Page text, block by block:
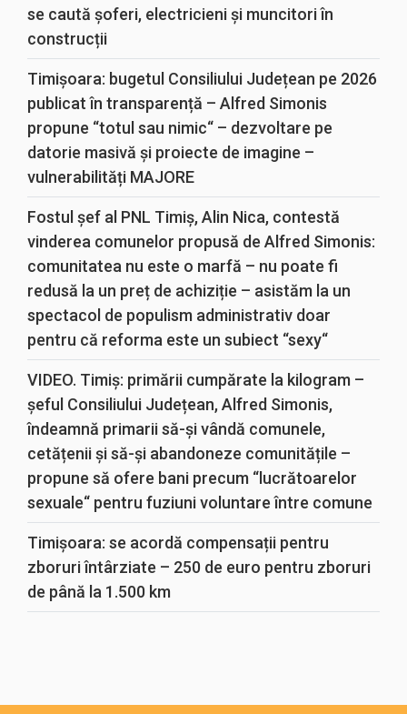
se caută șoferi, electricieni și muncitori în
construcții
Timișoara: bugetul Consiliului Județean pe 2026
publicat în transparență – Alfred Simonis
propune “totul sau nimic“ – dezvoltare pe
datorie masivă și proiecte de imagine –
vulnerabilități MAJORE
Fostul șef al PNL Timiș, Alin Nica, contestă
vinderea comunelor propusă de Alfred Simonis:
comunitatea nu este o marfă – nu poate fi
redusă la un preț de achiziție – asistăm la un
spectacol de populism administrativ doar
pentru că reforma este un subiect “sexy“
VIDEO. Timiș: primării cumpărate la kilogram –
șeful Consiliului Județean, Alfred Simonis,
îndeamnă primarii să-și vândă comunele,
cetățenii și să-și abandoneze comunitățile –
propune să ofere bani precum “lucrătoarelor
sexuale“ pentru fuziuni voluntare între comune
Timișoara: se acordă compensații pentru
zboruri întârziate – 250 de euro pentru zboruri
de până la 1.500 km